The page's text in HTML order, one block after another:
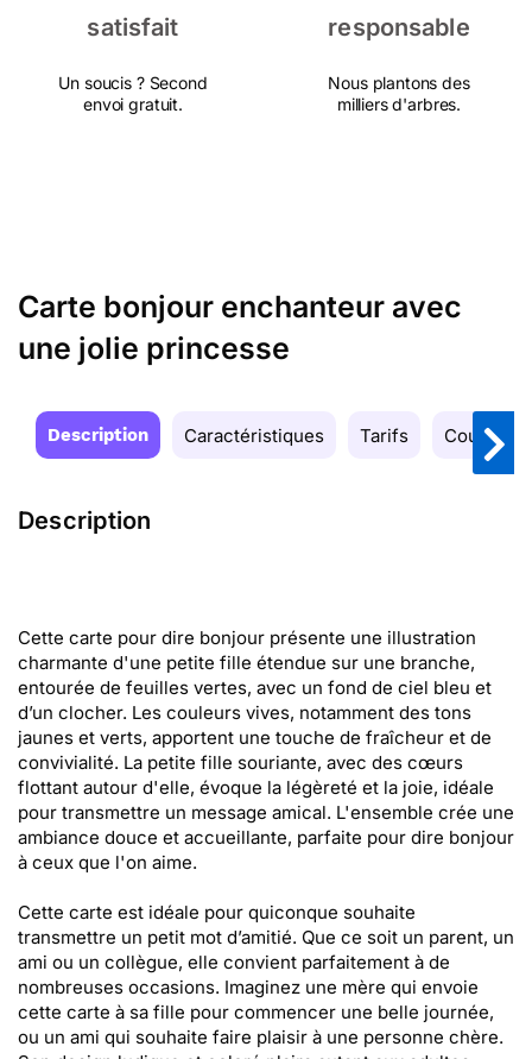
satisfait
Un soucis ? Second
envoi gratuit.
responsable
Nous plantons des
milliers d'arbres.
Carte bonjour enchanteur avec
une jolie princesse
Description Caractéristiques Tarifs Couleurs
Description
Cette carte pour dire bonjour présente une illustration
charmante d'une petite fille étendue sur une branche,
entourée de feuilles vertes, avec un fond de ciel bleu et
d’un clocher. Les couleurs vives, notamment des tons
jaunes et verts, apportent une touche de fraîcheur et de
convivialité. La petite fille souriante, avec des cœurs
flottant autour d'elle, évoque la légèreté et la joie, idéale
pour transmettre un message amical. L'ensemble crée une
ambiance douce et accueillante, parfaite pour dire bonjour
à ceux que l'on aime.
Cette carte est idéale pour quiconque souhaite
transmettre un petit mot d’amitié. Que ce soit un parent, un
ami ou un collègue, elle convient parfaitement à de
nombreuses occasions. Imaginez une mère qui envoie
cette carte à sa fille pour commencer une belle journée,
ou un ami qui souhaite faire plaisir à une personne chère.